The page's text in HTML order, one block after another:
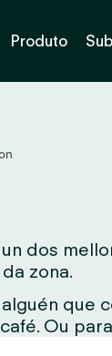
Produto
dos
zona.
que
Ou